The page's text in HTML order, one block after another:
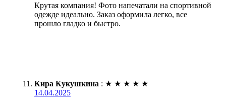
Крутая компания! Фото напечатали на спортивной
одежде идеально. Заказ оформила легко, все
прошло гладко и быстро.
Кира Кукушкина : ★ ★ ★ ★ ★
14.04.2025